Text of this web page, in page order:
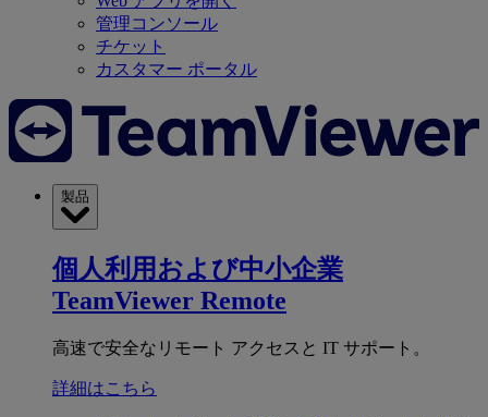
管理コンソール
チケット
カスタマー ポータル
製品
個人利用および中小企業
TeamViewer Remote
高速で安全なリモート アクセスと IT サポート。
詳細はこちら